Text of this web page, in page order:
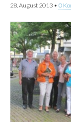
28. August 2013 • 0